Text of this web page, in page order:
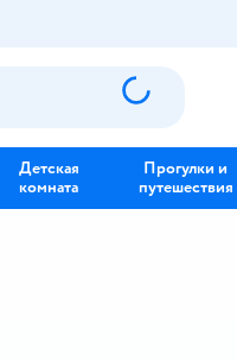
Детская
комната
Прогулки и
путешествия